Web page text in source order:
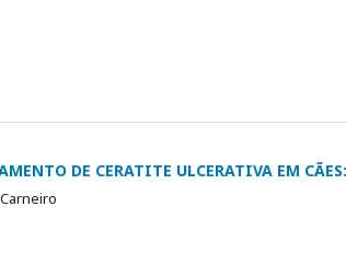
DE CERATITE ULCERATIVA EM